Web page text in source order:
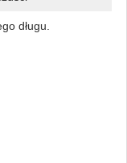
długu.